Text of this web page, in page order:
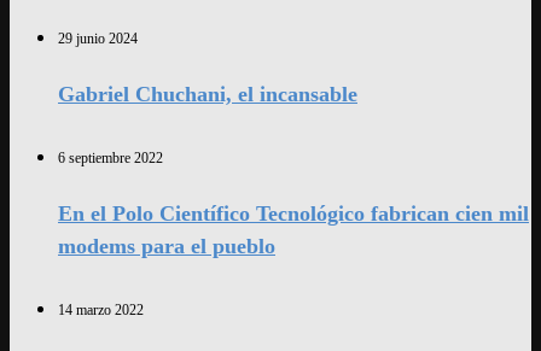
29 junio 2024
Gabriel Chuchani, el incansable
6 septiembre 2022
En el Polo Científico Tecnológico fabrican cien mil
modems para el pueblo
14 marzo 2022